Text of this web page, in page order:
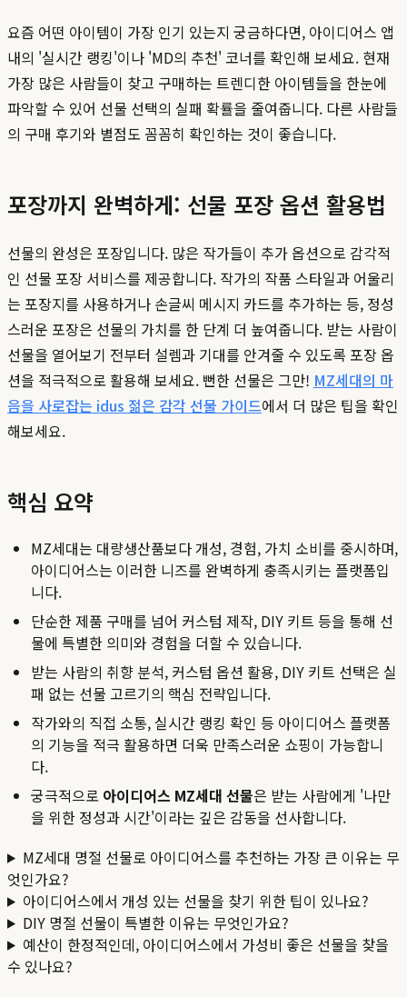
요즘 어떤 아이템이 가장 인기 있는지 궁금하다면, 아이디어스 앱
내의 '실시간 랭킹'이나 'MD의 추천' 코너를 확인해 보세요. 현재
가장 많은 사람들이 찾고 구매하는 트렌디한 아이템들을 한눈에
파악할 수 있어 선물 선택의 실패 확률을 줄여줍니다. 다른 사람들
의 구매 후기와 별점도 꼼꼼히 확인하는 것이 좋습니다.
포장까지 완벽하게: 선물 포장 옵션 활용법
선물의 완성은 포장입니다. 많은 작가들이 추가 옵션으로 감각적
인 선물 포장 서비스를 제공합니다. 작가의 작품 스타일과 어울리
는 포장지를 사용하거나 손글씨 메시지 카드를 추가하는 등, 정성
스러운 포장은 선물의 가치를 한 단계 더 높여줍니다. 받는 사람이
선물을 열어보기 전부터 설렘과 기대를 안겨줄 수 있도록 포장 옵
션을 적극적으로 활용해 보세요. 뻔한 선물은 그만! MZ세대의 마
음을 사로잡는 idus 젊은 감각 선물 가이드에서 더 많은 팁을 확인
해보세요.
핵심 요약
MZ세대는 대량생산품보다 개성, 경험, 가치 소비를 중시하며,
아이디어스는 이러한 니즈를 완벽하게 충족시키는 플랫폼입
니다.
단순한 제품 구매를 넘어 커스텀 제작, DIY 키트 등을 통해 선
물에 특별한 의미와 경험을 더할 수 있습니다.
받는 사람의 취향 분석, 커스텀 옵션 활용, DIY 키트 선택은 실
패 없는 선물 고르기의 핵심 전략입니다.
작가와의 직접 소통, 실시간 랭킹 확인 등 아이디어스 플랫폼
의 기능을 적극 활용하면 더욱 만족스러운 쇼핑이 가능합니
다.
궁극적으로 아이디어스 MZ세대 선물은 받는 사람에게 '나만
을 위한 정성과 시간'이라는 깊은 감동을 선사합니다.
MZ세대 명절 선물로 아이디어스를 추천하는 가장 큰 이유는 무
엇인가요?
아이디어스에서 개성 있는 선물을 찾기 위한 팁이 있나요?
DIY 명절 선물이 특별한 이유는 무엇인가요?
예산이 한정적인데, 아이디어스에서 가성비 좋은 선물을 찾을
수 있나요?